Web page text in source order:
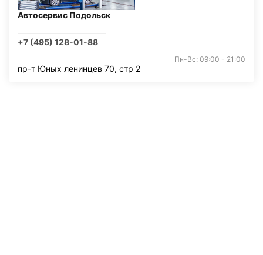
Автосервис Подольск
+7 (495) 128-01-88
Пн-Вс: 09:00 - 21:00
пр-т Юных ленинцев 70, стр 2